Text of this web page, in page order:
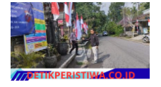
Tangerang Tahun 2026